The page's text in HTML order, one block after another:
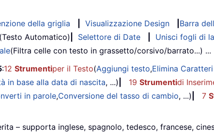
della griglia Visualizzazione Design Barra
(Testo Automatico) Selettore di Date Unisci fogli di
(Filtra celle con testo in grassetto/corsivo/barrato...) ...
:12 Strumentiper il Testo(Aggiungi testo,Elimina
in base alla data di nascita, ...) 19 Strumentidi
in parole,Conversione del tasso di cambio, ...) 7
– supporta inglese, spagnolo, tedesco, francese,